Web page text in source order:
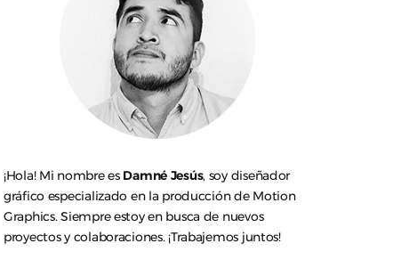
¡Hola! Mi nombre es Damné Jesús, soy diseñador
gráfico especializado en la producción de Motion
Graphics. Siempre estoy en busca de nuevos
proyectos y colaboraciones. ¡Trabajemos juntos!